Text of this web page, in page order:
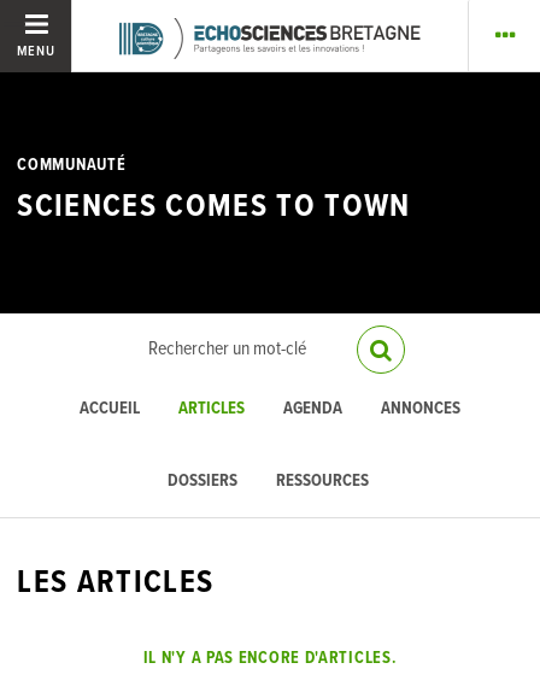
MENU
COMMUNAUTÉ
SCIENCES COMES TO TOWN
ACCUEIL ARTICLES AGENDA ANNONCES
DOSSIERS RESSOURCES
LES ARTICLES
IL N'Y A PAS ENCORE D'ARTICLES.